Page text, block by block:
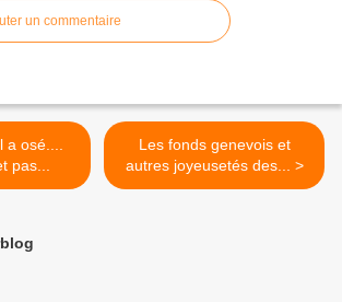
un commentaire
pas...
Les fonds genevois et
autres joyeusetés des... >